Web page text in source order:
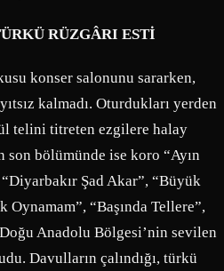
RÜZGÂRI ESTİ
konser salonunu sararken,
kalmadı. Oturdukları yerden
telini titreten ezgilere halay
bölümünde ise koro “Ayın
“Diyarbakır Şad Akar”, “Büyük
Oynamam”, “Başında Tellere”,
Anadolu Bölgesi’nin sevilen
Davulların çalındığı, türkü